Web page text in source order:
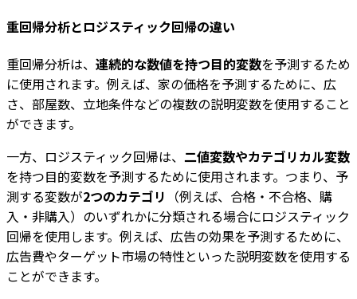
重回帰分析とロジスティック回帰の違い
重回帰分析は、 連続的な数値を持つ目的変数を予測するため
に使用されます。例えば、家の価格を予測するために、広
さ、部屋数、立地条件などの複数の説明変数を使用すること
ができます。
一方、ロジスティック回帰は、 二値変数やカテゴリカル変数
を持つ目的変数を予測するために使用されます。つまり、予
測する変数が2つのカテゴリ （例えば、合格・不合格、購
入・非購入）のいずれかに分類される場合にロジスティック
回帰を使用します。例えば、広告の効果を予測するために、
広告費やターゲット市場の特性といった説明変数を使用する
ことができます。